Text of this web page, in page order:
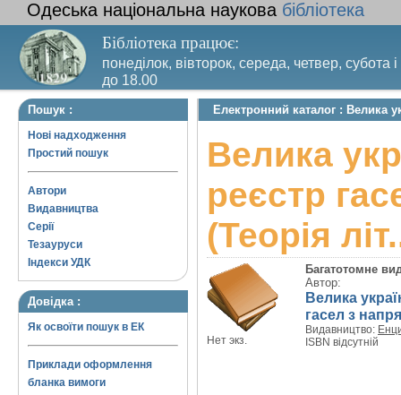
Одеська національна наукова бібліотека
Бібліотека працює:
понеділок, вівторок, середа, четвер, субота
до 18.00
Вихідний день – п’ятниця. Останній четвер
Пошук :
Нові надходження
Простий пошук
Автори
Видавництва
Серії
Тезауруси
Індекси УДК
Довідка :
Як освоїти пошук в ЕК
Приклади оформлення
бланка вимоги
Електронний каталог : Велика
Велика
реєстр
(Теорія
Нет экз.
Багатотомне
Автор:
Велика
гасел з
Видавництво:
ISBN відсутній